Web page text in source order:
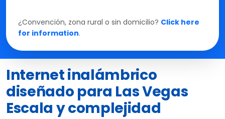
¿Convención, zona rural o sin domicilio? Click here
for information.
Internet inalámbrico
diseñado para Las Vegas
Escala y complejidad